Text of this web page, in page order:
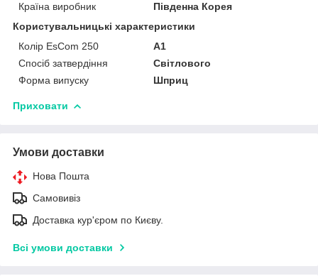
Країна виробник
Південна Корея
Користувальницькі характеристики
Колір EsCom 250
А1
Спосіб затвердіння
Світлового
Форма випуску
Шприц
Приховати
Умови доставки
Нова Пошта
Самовивіз
Доставка кур'єром по Києву.
Всі умови доставки